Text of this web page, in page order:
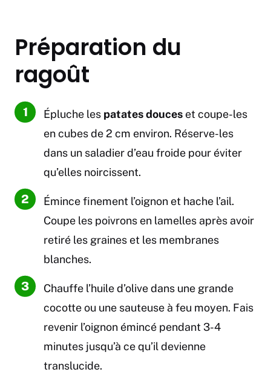
Préparation du
ragoût
Épluche les patates douces et coupe-les
en cubes de 2 cm environ. Réserve-les
dans un saladier d’eau froide pour éviter
qu’elles noircissent.
Émince finement l’oignon et hache l’ail.
Coupe les poivrons en lamelles après avoir
retiré les graines et les membranes
blanches.
Chauffe l’huile d’olive dans une grande
cocotte ou une sauteuse à feu moyen. Fais
revenir l’oignon émincé pendant 3-4
minutes jusqu’à ce qu’il devienne
translucide.